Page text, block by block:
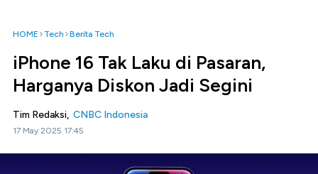
HOME Tech Berita Tech
iPhone 16 Tak Laku di Pasaran,
Harganya Diskon Jadi Segini
Tim Redaksi, CNBC Indonesia
17 May 2025 17:45